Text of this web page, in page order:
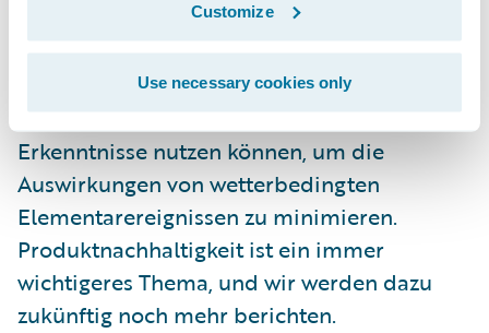
Customize
Use necessary cookies only
Um das allgemeine Ziel eines positiven,
nachhaltigen Wandels zu unterstützen,
suchen wir nach Lösungen, wie unsere
Produkte und Mitarbeiter proaktiv Analytik-
Erkenntnisse nutzen können, um die
Auswirkungen von wetterbedingten
Elementarereignissen zu minimieren.
Produktnachhaltigkeit ist ein immer
wichtigeres Thema, und wir werden dazu
zukünftig noch mehr berichten.